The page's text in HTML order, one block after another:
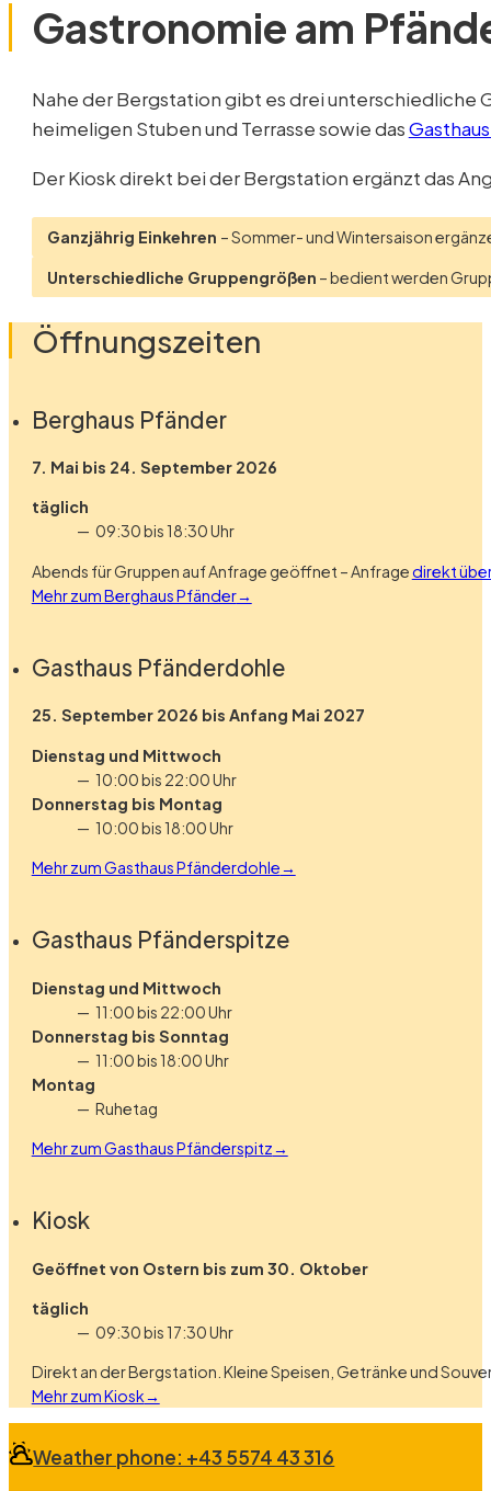
Gastronomie am
Nahe der Bergstation gibt es drei
heimeligen Stuben und Terrasse sowie das
Der Kiosk direkt bei der Bergstation ergänzt das
Ganzjährig Einkehren – Sommer- und Wintersaison
Unterschiedliche Gruppengrößen – bedient werden
Öffnungszeiten
Berghaus Pfänder
7. Mai bis 24. September 2026
täglich
09:30 bis 18:30 Uhr
Abends für Gruppen auf Anfrage geöffnet – Anfragedirekt
Mehr zum Berghaus Pfänder
Gasthaus Pfänderdohle
25. September 2026 bis Anfang Mai 2027
Dienstag und Mittwoch
10:00 bis 22:00 Uhr
Donnerstag bis Montag
10:00 bis 18:00 Uhr
Mehr zum Gasthaus Pfänderdohle
Gasthaus Pfänderspitze
Dienstag und Mittwoch
11:00 bis 22:00 Uhr
Donnerstag bis Sonntag
11:00 bis 18:00 Uhr
Montag
Ruhetag
Mehr zum Gasthaus Pfänderspitz
Kiosk
Geöffnet von Ostern bis zum 30. Oktober
täglich
09:30 bis 17:30 Uhr
Direkt an der Bergstation. Kleine Speisen, Getränke und
Mehr zum Kiosk
Weather phone: +43 5574 43 316